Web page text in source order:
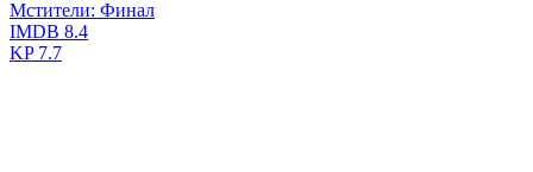
Мстители: Финал
IMDB 8.4
KP7.7